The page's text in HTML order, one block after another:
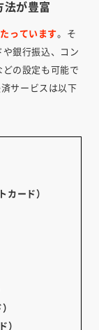
が豊富
っています。そ
銀行振込、コン
の設定も可能で
サービスは以下
カード）
）